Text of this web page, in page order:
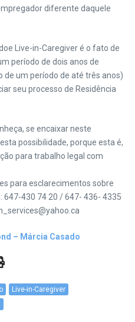
diferente daquele
Live-in-Caregiver é o fato de
período de dois anos de
um período de até três anos)
seu processo de Residência
se encaixar neste
possibilidade, porque esta é,
para trabalho legal com
para esclarecimentos sobre
430 74 20 / 647- 436- 4335
– Márcia Casado
Live-in-Caregiver